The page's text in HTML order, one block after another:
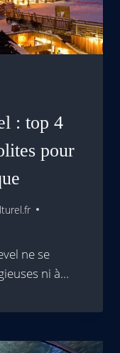
: top 4
pour
ne se
ni à…